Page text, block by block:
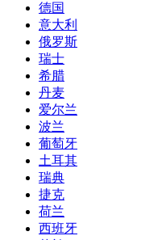
德国
意大利
俄罗斯
瑞士
希腊
丹麦
爱尔兰
波兰
葡萄牙
土耳其
瑞典
捷克
荷兰
西班牙